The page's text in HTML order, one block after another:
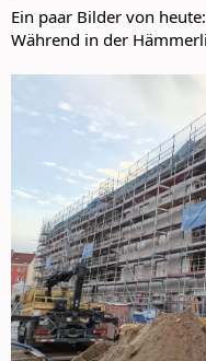
Ein paar Bilder von heute:
Während in der